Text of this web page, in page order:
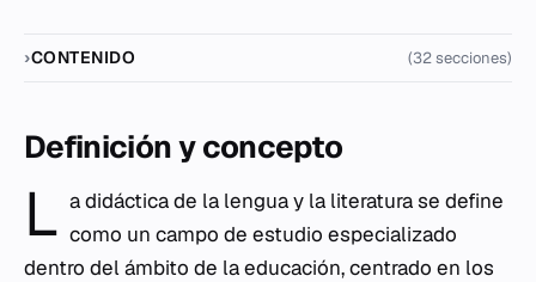
CONTENIDO (32 secciones)
Definición y concepto
L a didáctica de la lengua y la literatura se define
como un campo de estudio especializado
dentro del ámbito de la educación, centrado en los